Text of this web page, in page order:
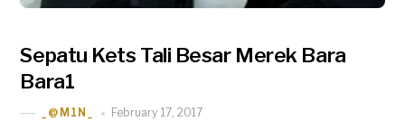
Sepatu Kets Tali Besar Merek Bara
Bara1
_@M1N_ February 17, 2017